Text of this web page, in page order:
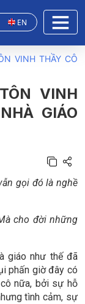
EN
VINH THẦY CÔ
VINH
GIÁO
gọi đó là nghề
cho đời những
giáo như thế đã
phấn giờ đây có
nữa, bởi sự hỗ
tình cảm, sự